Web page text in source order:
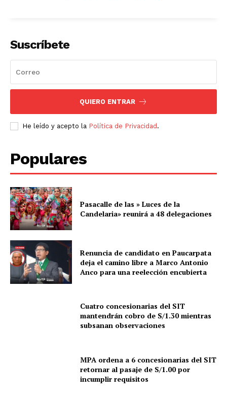
Suscríbete
QUIERO ENTRAR
He leído y acepto la Política de Privacidad.
Populares
Pasacalle de las » Luces de la
Candelaria» reunirá a 48 delegaciones
Renuncia de candidato en Paucarpata
deja el camino libre a Marco Antonio
Anco para una reelección encubierta
Cuatro concesionarias del SIT
mantendrán cobro de S/1.30 mientras
subsanan observaciones
MPA ordena a 6 concesionarias del SIT
retornar al pasaje de S/1.00 por
incumplir requisitos